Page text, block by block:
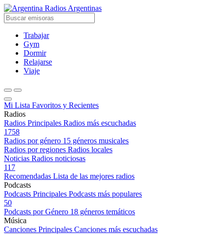
Radios Argentinas
Trabajar
Gym
Dormir
Relajarse
Viaje
Mi Lista Favoritos y Recientes
Radios
Radios Principales Radios más escuchadas
1758
Radios por género 15 géneros musicales
Radios por regiones Radios locales
Noticias Radios noticiosas
117
Recomendadas Lista de las mejores radios
Podcasts
Podcasts Principales Podcasts más populares
50
Podcasts por Género 18 géneros temáticos
Música
Canciones Principales Canciones más escuchadas